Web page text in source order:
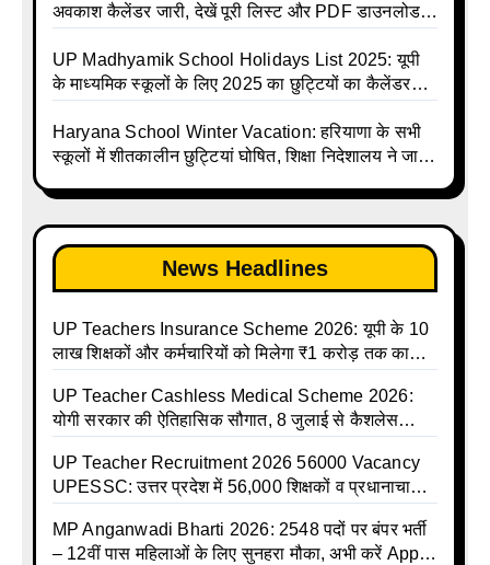
Madhyamik School avkash suchi | UP
Holiday Calendar | Madhyamik School Holidays
List 2026
अवकाश कैलेंडर जारी, देखें पूरी लिस्ट और PDF डाउनलोड
talika | Sarkari Avkash Talika | Up Holidays List |
Holidays Calendar
UP Madhyamik School Holidays List 2025: यूपी
के माध्यमिक स्कूलों के लिए 2025 का छुट्टियों का कैलेंडर
Talika | Up Madhyamik Avkash Talika 2025 | UP
Madhyamik School avkash suchi | UP
holiday calendar | Madhyamik School Holidays
List 2025
Haryana School Winter Vacation: हरियाणा के सभी
स्कूलों में शीतकालीन छुट्टियां घोषित, शिक्षा निदेशालय ने जारी
News Headlines
UP Teachers Insurance Scheme 2026: यूपी के 10
लाख शिक्षकों और कर्मचारियों को मिलेगा ₹1 करोड़ तक का
UP Teacher Cashless Medical Scheme 2026:
योगी सरकार की ऐतिहासिक सौगात, 8 जुलाई से कैशलेस
UP Teacher Recruitment 2026 56000 Vacancy
UPESSC: उत्तर प्रदेश में 56,000 शिक्षकों व प्रधानाचार्यों
MP Anganwadi Bharti 2026: 2548 पदों पर बंपर भर्ती
– 12वीं पास महिलाओं के लिए सुनहरा मौका, अभी करें Apply